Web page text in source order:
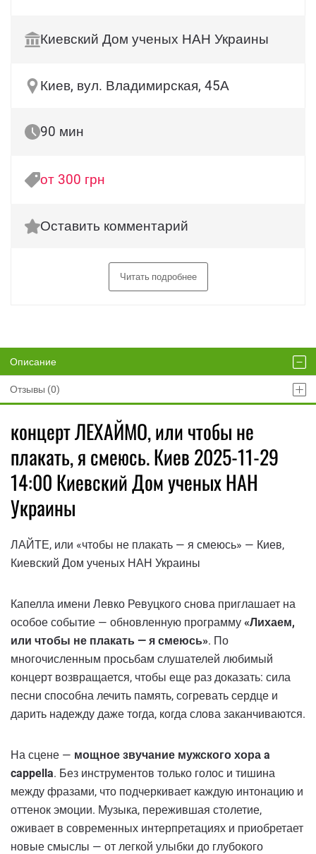
Киевский Дом ученых НАН Украины
Киев, вул. Владимирская, 45А
90 мин
от 300 грн
Оставить комментарий
Читать подробнее
Описание
Отзывы (0)
концерт ЛЕХАЙМО, или чтобы не
плакать, я смеюсь. Киев 2025-11-29
14:00 Киевский Дом ученых НАН
Украины
ЛАЙТЕ, или «чтобы не плакать — я смеюсь» — Киев,
Киевский Дом ученых НАН Украины
Капелла имени Левко Ревуцкого снова приглашает на
особое событие — обновленную программу «Лихаем,
или чтобы не плакать — я смеюсь». По
многочисленным просьбам слушателей любимый
концерт возвращается, чтобы еще раз доказать: сила
песни способна лечить память, согревать сердце и
дарить надежду даже тогда, когда слова заканчиваются.
На сцене — мощное звучание мужского хора a
cappella. Без инструментов только голос и тишина
между фразами, что подчеркивает каждую интонацию и
оттенок эмоции. Музыка, пережившая столетие,
оживает в современных интерпретациях и приобретает
новые смыслы — от легкой улыбки до глубокого